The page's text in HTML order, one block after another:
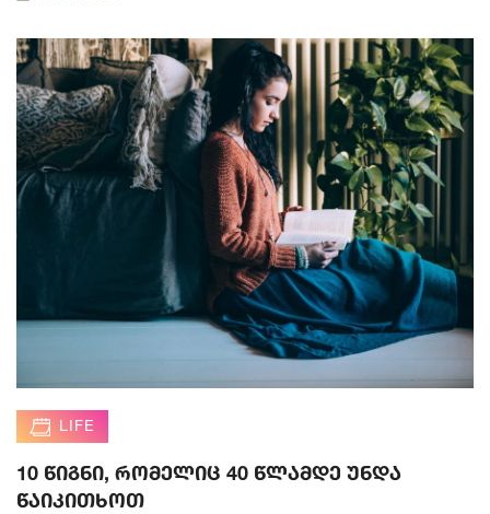
LIFE
10 წიგნი, რომელიც 40 წლამდე უნდა
წაიკითხოთ